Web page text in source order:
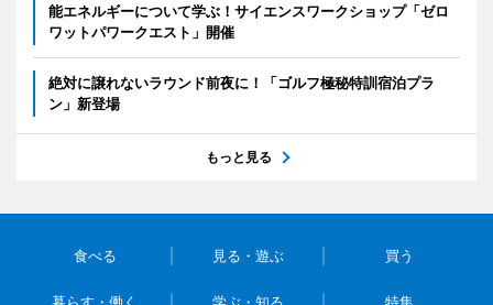
能エネルギーについて学ぶ！サイエンスワークショップ「ゼロ
ワットパワークエスト」開催
絶対に譲れないラウンド前夜に！「ゴルフ極秘特訓宿泊プラ
ン」新登場
もっと見る
食べる 見る・遊ぶ 買う
暮らす・働く 学ぶ・知る 特集